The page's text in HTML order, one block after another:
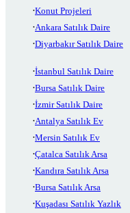
Konut Projeleri
Ankara Satılık Daire
Diyarbakır Satılık Daire
İstanbul Satılık Daire
Bursa Satılık Daire
İzmir Satılık Daire
Antalya Satılık Ev
Mersin Satılık Ev
Çatalca Satılık Arsa
Kandıra Satılık Arsa
Bursa Satılık Arsa
Kuşadası Satılık Yazlık